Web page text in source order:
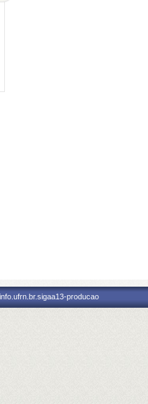
producao